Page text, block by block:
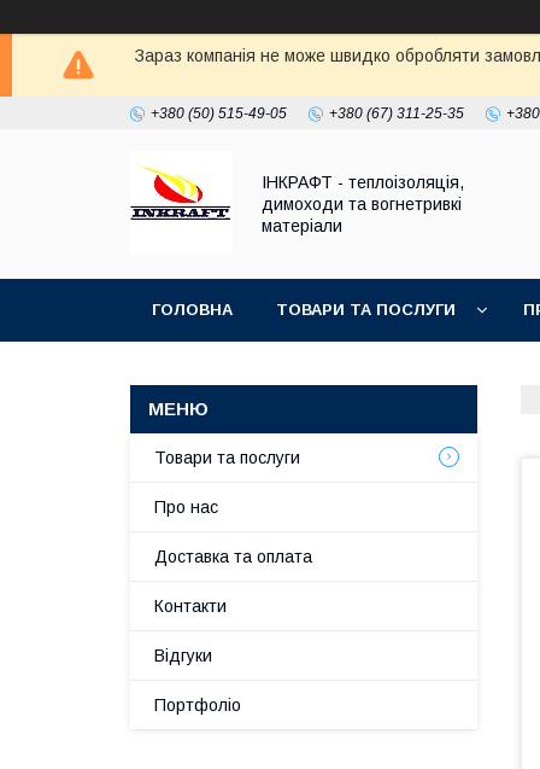
Зараз компанія не може швидко обробляти
+380 (50) 515-49-05 +380 (67) 311-25-35
ІНКРАФТ - теплоізоляція,
димоходи та вогнетривкі
матеріали
ГОЛОВНА ТОВАРИ ТА ПОСЛУГИ
Товари та послуги
Про нас
Доставка та оплата
Контакти
Відгуки
Портфоліо